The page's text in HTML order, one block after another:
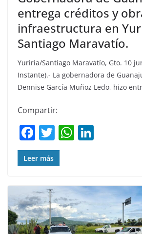
entrega créditos y
infraestructura en
Santiago Maravatío.
Yuriria/Santiago Maravatío, Gto. 10
Instante).- La gobernadora de
Dennise García Muñoz Ledo, hizo
Compartir:
F
a
c
b
o
o
T
w
itt
W
A
p
p
dI
n
Leer más